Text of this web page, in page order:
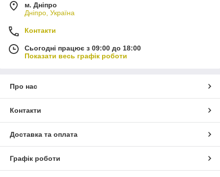
м. Дніпро
Дніпро, Україна
Контакти
Сьогодні працює з 09:00 до 18:00
Показати весь графік роботи
Про нас
Контакти
Доставка та оплата
Графік роботи